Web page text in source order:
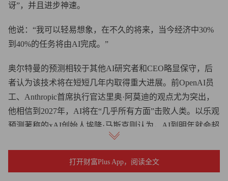
讶”，并且进步神速。
他说：“我可以轻易想象，在不久的将来，当今经济中30%
到40%的任务将由AI完成。”
奥尔特曼的预测相较于其他AI研究者和CEO略显保守，后
者认为该技术将在短短几年内取得重大进展。前OpenAI员
工、Anthropic首席执行官达里奥·阿莫迪的观点尤为突出，
他相信到2027年，AI将在“几乎所有方面”击败人类。以乐观
预测著称的xAI创始人埃隆·马斯克则认为，AI到明年就会超
然而，奥尔特曼指出，尽管拥有强大技术的能力，人类仍将
打开财富Plus App，阅读全文